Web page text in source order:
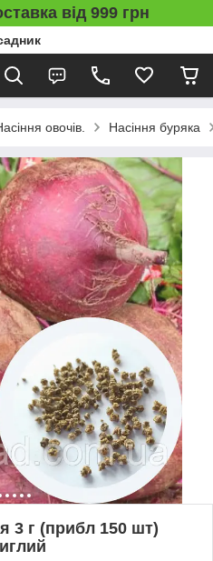
від 999 грн
овочів. Насіння буряка
3 г (прибл 150 шт)